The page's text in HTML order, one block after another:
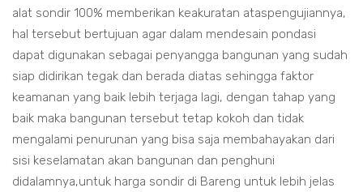
alat sondir 100% memberikan keakuratan ataspengujiannya,
hal tersebut bertujuan agar dalam mendesain pondasi
dapat digunakan sebagai penyangga bangunan yang sudah
siap didirikan tegak dan berada diatas sehingga faktor
keamanan yang baik lebih terjaga lagi, dengan tahap yang
baik maka bangunan tersebut tetap kokoh dan tidak
mengalami penurunan yang bisa saja membahayakan dari
sisi keselamatan akan bangunan dan penghuni
didalamnya,untuk harga sondir di Bareng untuk lebih jelas